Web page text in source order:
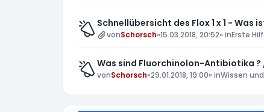
Schnellübersicht des Flox 1 x 1 - Was
vonSchorsch»15.03.2018, 20:52» inErste
Was sind Fluorchinolon-Antibiotika ?
vonSchorsch»29.01.2018, 19:00» inWissen